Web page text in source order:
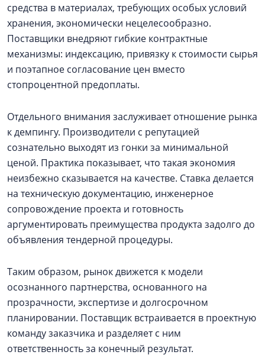
средства в материалах, требующих особых условий
хранения, экономически нецелесообразно.
Поставщики внедряют гибкие контрактные
механизмы: индексацию, привязку к стоимости сырья
и поэтапное согласование цен вместо
стопроцентной предоплаты.
Отдельного внимания заслуживает отношение рынка
к демпингу. Производители с репутацией
сознательно выходят из гонки за минимальной
ценой. Практика показывает, что такая экономия
неизбежно сказывается на качестве. Ставка делается
на техническую документацию, инженерное
сопровождение проекта и готовность
аргументировать преимущества продукта задолго до
объявления тендерной процедуры.
Таким образом, рынок движется к модели
осознанного партнерства, основанного на
прозрачности, экспертизе и долгосрочном
планировании. Поставщик встраивается в проектную
команду заказчика и разделяет с ним
ответственность за конечный результат.